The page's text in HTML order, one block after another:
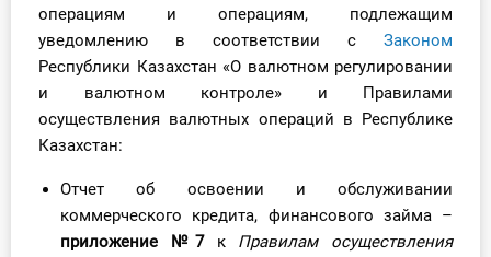
Участник ВЭД
Практика ИП
Кадры. Труд. Зарплата.
Юридический помощник
операциям и операциям, подлежащим
уведомлению в соответствии с Законом
Республики Казахстан «О валютном регулировании
и валютном контроле» и Правилами
осуществления валютных операций в Республике
Казахстан:
Отчет об освоении и обслуживании
коммерческого кредита, финансового займа –
приложение №7к Правилам осуществления